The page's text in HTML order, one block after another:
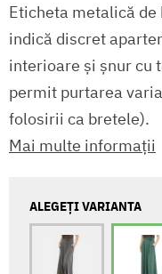
Eticheta metalică de
indică discret
interioare și șnur cu
permit purtarea
folosirii ca bretele).
Mai multe informații
ALEGEȚI VARIANTA